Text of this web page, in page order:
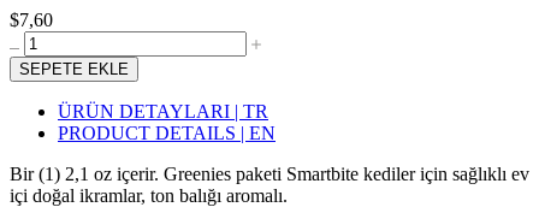
$7,60
SEPETE EKLE
ÜRÜN DETAYLARI | TR
PRODUCT DETAILS | EN
Bir (1) 2,1 oz içerir. Greenies paketi Smartbite kediler için sağlıklı ev
içi doğal ikramlar, ton balığı aromalı.